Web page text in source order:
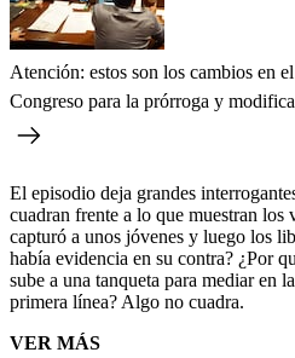
Atención: estos son los cambios en
Congreso para la prórroga y
El episodio deja grandes
cuadran frente a lo que muestran los
capturó a unos jóvenes y luego los
había evidencia en su contra? ¿Por
sube a una tanqueta para mediar en
primera línea? Algo no cuadra.
VER MÁS